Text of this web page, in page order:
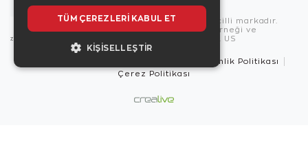
Copyright © 2026, Zen Diamond tescilli markadır.
Zen Diamond Birleşmiş Markalar Derneği ve
Turquality Destek Programı üyesidir. US
Güvenlik Politikası
Çerez Politikası
TÜM ÇEREZLERI KABUL ET
KIŞISELLEŞTIR